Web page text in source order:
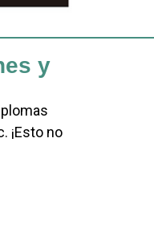
y
¡Esto no